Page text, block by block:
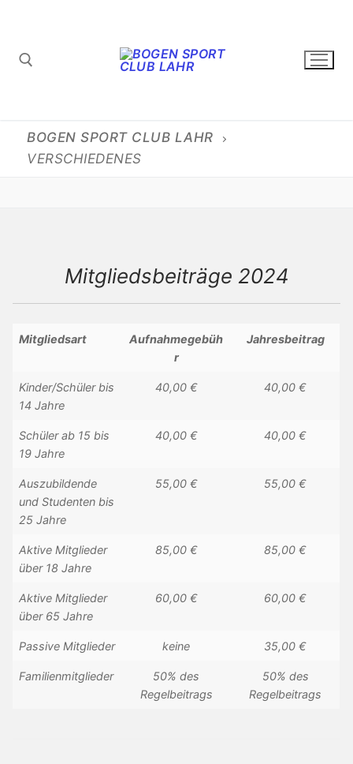
BOGEN SPORT CLUB LAHR
VERSCHIEDENES
Mitgliedsbeiträge 2024
Mitgliedsart
Aufnahmegebüh
r
Jahresbeitrag
Kinder/Schüler bis
14 Jahre
40,00 € 40,00 €
Schüler ab 15 bis
19 Jahre
40,00 € 40,00 €
Auszubildende
und Studenten bis
25 Jahre
55,00 € 55,00 €
Aktive Mitglieder
über 18 Jahre
85,00 € 85,00 €
Aktive Mitglieder
über 65 Jahre
60,00 € 60,00 €
Passive Mitglieder keine 35,00 €
Familienmitglieder
50% des
Regelbeitrags
50% des
Regelbeitrags